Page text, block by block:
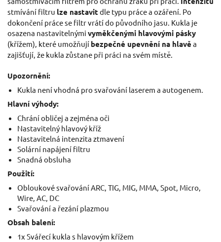
stmívání filtru lze nastavit dle typu práce a ozáření. Po
dokončení práce se filtr vrátí do původního jasu. Kukla je
osazena nastavitelnými vyměkčenými hlavovými pásky
(křížem), které umožňují bezpečné upevnění na hlavě a
zajišťují, že kukla zůstane při práci na svém místě.
Upozornění:
Kukla není vhodná pro svařování laserem a autogenem.
Hlavní výhody:
Chrání obličej a zejména oči
Nastavitelný hlavový kříž
Nastavitelná intenzita ztmavení
Solární napájení filtru
Snadná obsluha
Použití:
Obloukové svařování ARC, TIG, MIG, MMA, Spot, Micro,
Wire, AC, DC
Svařování a řezání plazmou
Obsah balení:
1x Svářecí kukla s hlavovým křížem